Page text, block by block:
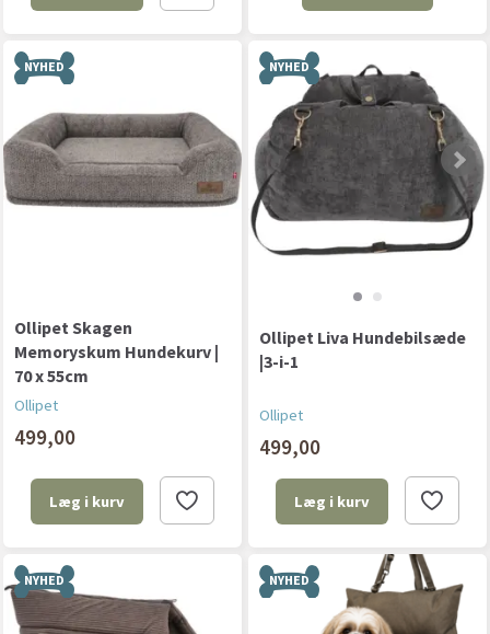
NYHED
Ollipet Skagen
Memoryskum Hundekurv |
70 x 55cm
Ollipet
499,00
Læg i kurv
NYHED
Ollipet Liva Hundebilsæde
|3-i-1
Ollipet
499,00
Læg i kurv
NYHED NYHED